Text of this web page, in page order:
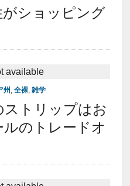
ショッピング
州 , 全裸, 雑学
トリップはお
のトレードオ